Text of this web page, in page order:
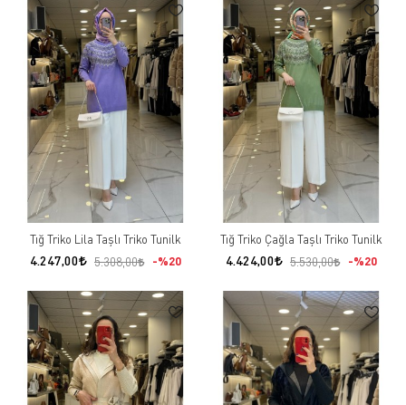
Tığ Triko Lila Taşlı Triko Tunilk
4.247,00 5.308,00 %20
Tığ Triko Çağla Taşlı Triko Tunilk
4.424,00 5.530,00 %20